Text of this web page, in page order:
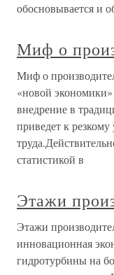
обосновывается и
Миф о
Миф о
«новой
внедрение в
приведет к
статистикой в
Этажи
Этажи
инновационная
гидротурбины на